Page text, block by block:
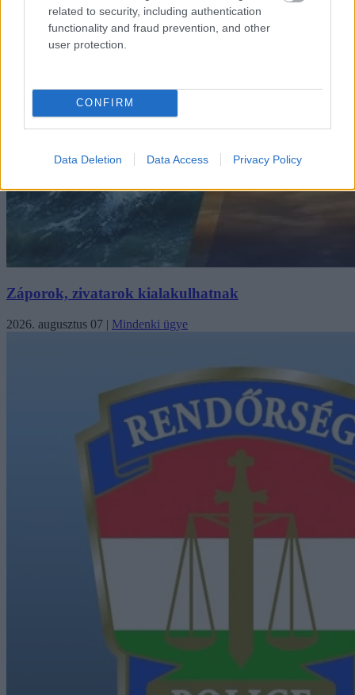
related to security, including authentication
functionality and fraud prevention, and other
user protection.
CONFIRM
Data Deletion Data Access Privacy Policy
Záporok, zivatarok kialakulhatnak
2026. augusztus 07 | Mindenki ügye